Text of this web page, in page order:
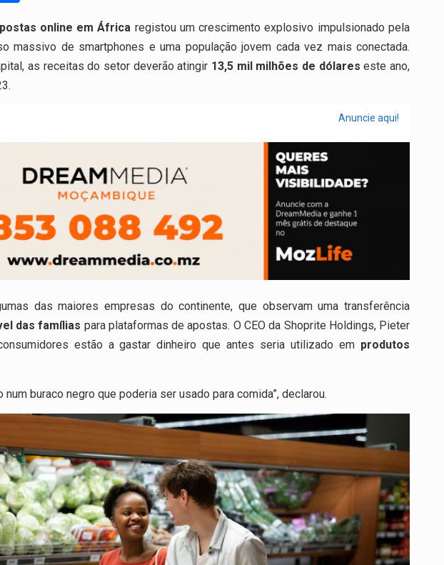
ar
e
online em África registou um crescimento explosivo impulsionado pela
massivo de smartphones e uma população jovem cada vez mais conectada.
as receitas do setor deverão atingir 13,5 mil milhões de dólares este ano,
Anuncie aqui!
das maiores empresas do continente, que observam uma transferência
das famílias para plataformas de apostas. O CEO da Shoprite Holdings, Pieter
estão a gastar dinheiro que antes seria utilizado em produtos
buraco negro que poderia ser usado para comida”, declarou.